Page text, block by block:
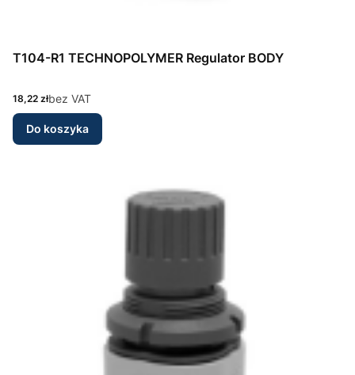
T104-R1 TECHNOPOLYMER Regulator BODY
Cena
18,22 złbez VAT
Do koszyka